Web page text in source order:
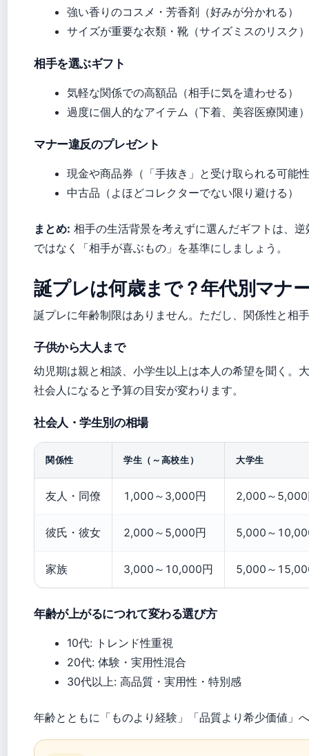
強い香りのコスメ・芳香剤（好みが分かれる）
サイズが重要な衣類・靴（サイズミスのリスク）
相手を選ぶギフト
気軽な関係での高額品（相手に気を遣わせる）
過度に個人的なアイテム（下着、美容医療関連）
マナー違反のプレゼント
現金や商品券（「手抜き」と受け取られる可能
中古品（よほどコレクターでない限り避ける）
まとめ: 相手の生活背景を考えずに選んだギフトは、
ではなく「相手が喜ぶもの」を基準にしましょう。
誕プレは何歳まで？年代別マナ
誕プレに年齢制限はありません。ただし、関係性と相
子供から大人まで
幼児期は親と相談、小学生以上は本人の希望を聞く。
社会人になると予算の目安が変わります。
社会人・学生別の相場
関係性 学生（～高校生） 大学生
友人・同僚 1,000～3,000円 2,000～
彼氏・彼女 2,000～5,000円 5,000～
家族 3,000～10,000円 5,000～
年齢が上がるにつれて変わる選び方
10代: トレンド性重視
20代: 体験・実用性混合
30代以上: 高品質・実用性・特別感
年齢とともに「ものより経験」「品質より希少価値」